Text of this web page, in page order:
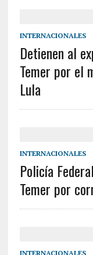
INTERNACIONALES
Detienen al
Temer por el
Lula
INTERNACIONALES
Policía
Temer por
INTERNACIONALES